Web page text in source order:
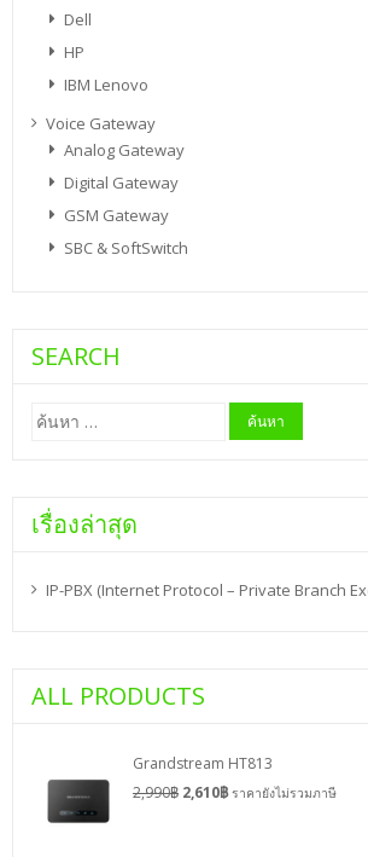
Dell
HP
IBM Lenovo
Voice Gateway
Analog Gateway
Digital Gateway
GSM Gateway
SBC & SoftSwitch
SEARCH
ค้นหา
สำหรับ:
เรื่องล่าสุด
IP-PBX (Internet Protocol – Private Branch
ALL PRODUCTS
Grandstream HT813
2,990฿ 2,610฿ ราคายังไม่รวมภาษี